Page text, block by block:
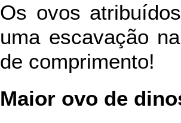
Os ovos
uma escavação
de comprimento!
Maior ovo de